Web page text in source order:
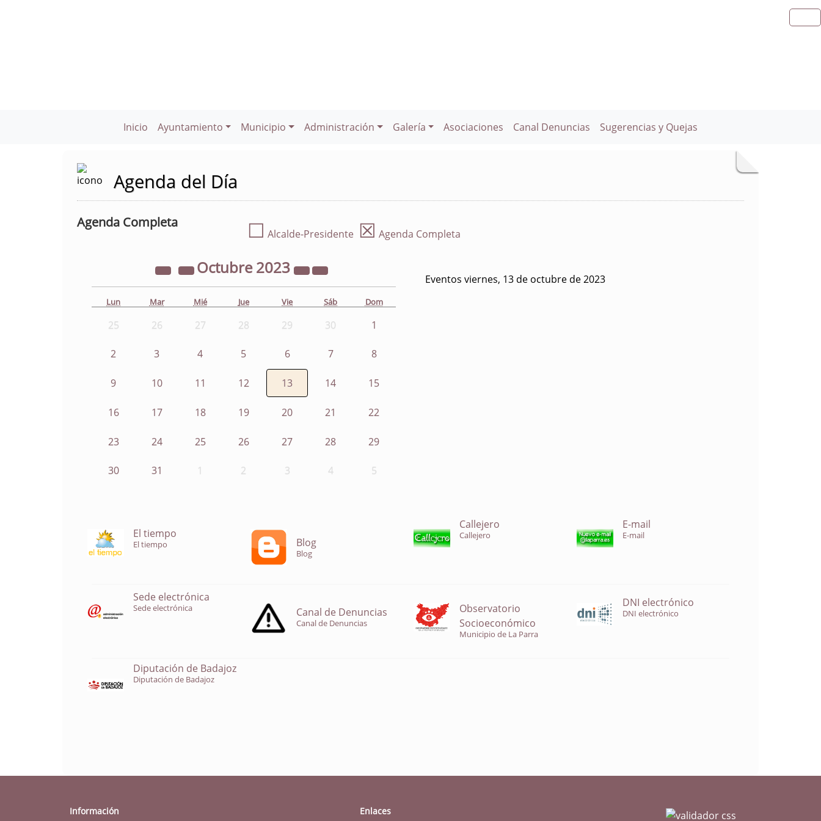
Inicio Ayuntamiento Municipio Administración Galería Asociaciones Canal Denuncias Sugerencias y Quejas
Agenda del Día
Agenda Completa ☐ Alcalde-Presidente ☒ Agenda Completa
Octubre2023
Lun Mar Mié Jue Vie Sáb Dom
25 26 27 28 29 30 1
2 3 4 5 6 7 8
9 10 11 12 13 14 15
16 17 18 19 20 21 22
23 24 25 26 27 28 29
30 31 1 2 3 4 5
Eventos viernes, 13 de octubre de 2023
El tiempo
El tiempo Blog
Blog
Callejero
Callejero
E-mail
E-mail
Sede electrónica
Sede electrónica Canal de Denuncias
Canal de Denuncias
Observatorio
Socioeconómico
Municipio de La Parra
DNI electrónico
DNI electrónico
Diputación de Badajoz
Diputación de Badajoz
Información Enlaces